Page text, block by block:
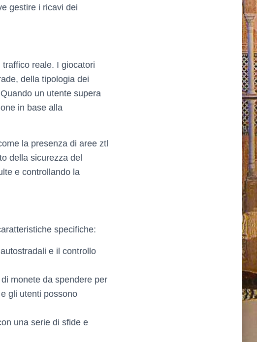
gestire i ricavi dei
reale. I giocatori
della tipologia dei
un utente supera
in base alla
la presenza di aree ztl
della sicurezza del
e controllando la
specifiche:
e il controllo
monete da spendere per
gli utenti possono
una serie di sfide e